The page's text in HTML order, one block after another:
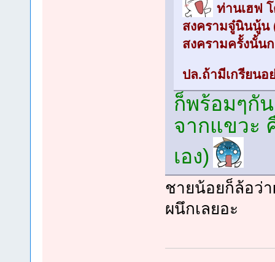
ท่านเฮฟ
สงครามจู๋นินนู้น
สงครามครั้งนั้นก
ปล.ถ้ามีเกรียนอ
ก็พร้อมๆกั
จากแขวะ
เอง)
ชายน้อยก็ล้อว่
ผนึกเลยอะ